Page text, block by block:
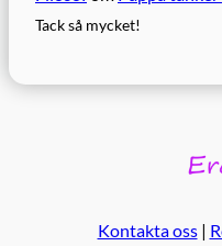
Tack så mycket!
Kontakta oss|